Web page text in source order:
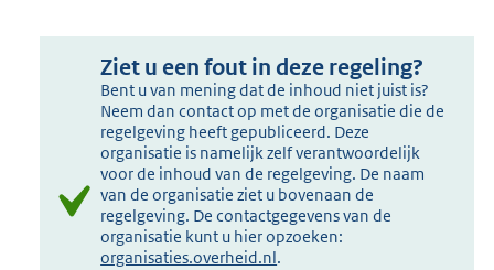
Ziet u een fout in deze regeling?
Bent u van mening dat de inhoud niet juist is?
Neem dan contact op met de organisatie die de
regelgeving heeft gepubliceerd. Deze
organisatie is namelijk zelf verantwoordelijk
voor de inhoud van de regelgeving. De naam
van de organisatie ziet u bovenaan de
regelgeving. De contactgegevens van de
organisatie kunt u hier opzoeken:
organisaties.overheid.nl.